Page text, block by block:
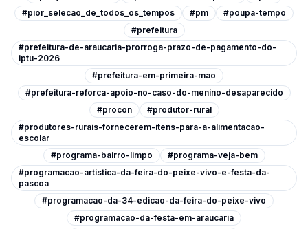
#pior_selecao_de_todos_os_tempos
#pm
#poupa-tempo
#prefeitura
#prefeitura-de-araucaria-prorroga-prazo-de-pagamento-do-
iptu-2026
#prefeitura-em-primeira-mao
#prefeitura-reforca-apoio-no-caso-do-menino-desaparecido
#procon
#produtor-rural
#produtores-rurais-fornecerem-itens-para-a-alimentacao-
escolar
#programa-bairro-limpo
#programa-veja-bem
#programacao-artistica-da-feira-do-peixe-vivo-e-festa-da-
pascoa
#programacao-da-34-edicao-da-feira-do-peixe-vivo
#programacao-da-festa-em-araucaria